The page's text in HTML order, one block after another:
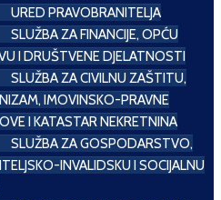
URED PRAVOBRANITELJA
SLUŽBA ZA FINANCIJE, OPĆU
I DRUŠTVENE DJELATNOSTI
SLUŽBA ZA CIVILNU ZAŠTITU,
IMOVINSKO-PRAVNE
I KATASTAR NEKRETNINA
SLUŽBA ZA GOSPODARSTVO,
INVALIDSKU I SOCIJALNU